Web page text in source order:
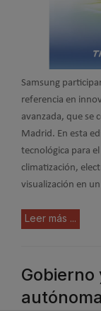
Samsung
referencia en
avanzada, que se
Madrid. En esta
tecnológica para
climatización,
visualización en
Leer más ...